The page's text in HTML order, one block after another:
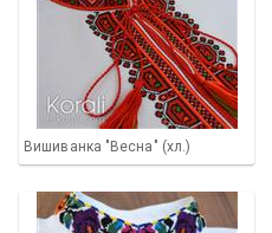
Вишиванка "Весна" (хл.)